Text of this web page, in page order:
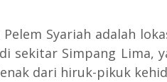
Syariah adalah
sekitar Simpang Lima,
dari hiruk-pikuk